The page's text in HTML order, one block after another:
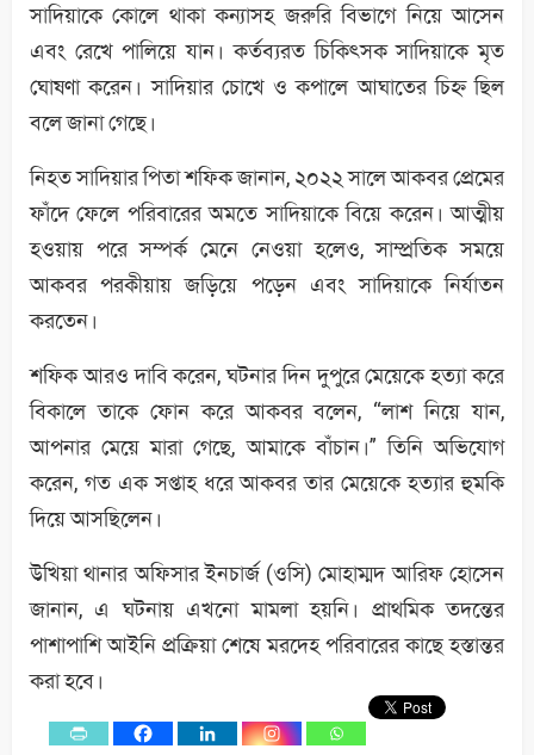
সাদিয়াকে কোলে থাকা কন্যাসহ জরুরি বিভাগে নিয়ে আসেন
এবং রেখে পালিয়ে যান। কর্তব্যরত চিকিৎসক সাদিয়াকে মৃত
ঘোষণা করেন। সাদিয়ার চোখে ও কপালে আঘাতের চিহ্ন ছিল
বলে জানা গেছে।
নিহত সাদিয়ার পিতা শফিক জানান, ২০২২ সালে আকবর প্রেমের
ফাঁদে ফেলে পরিবারের অমতে সাদিয়াকে বিয়ে করেন। আত্মীয়
হওয়ায় পরে সম্পর্ক মেনে নেওয়া হলেও, সাম্প্রতিক সময়ে
আকবর পরকীয়ায় জড়িয়ে পড়েন এবং সাদিয়াকে নির্যাতন
করতেন।
শফিক আরও দাবি করেন, ঘটনার দিন দুপুরে মেয়েকে হত্যা করে
বিকালে তাকে ফোন করে আকবর বলেন, “লাশ নিয়ে যান,
আপনার মেয়ে মারা গেছে, আমাকে বাঁচান।” তিনি অভিযোগ
করেন, গত এক সপ্তাহ ধরে আকবর তার মেয়েকে হত্যার হুমকি
দিয়ে আসছিলেন।
উখিয়া থানার অফিসার ইনচার্জ (ওসি) মোহাম্মদ আরিফ হোসেন
জানান, এ ঘটনায় এখনো মামলা হয়নি। প্রাথমিক তদন্তের
পাশাপাশি আইনি প্রক্রিয়া শেষে মরদেহ পরিবারের কাছে হস্তান্তর
করা হবে।